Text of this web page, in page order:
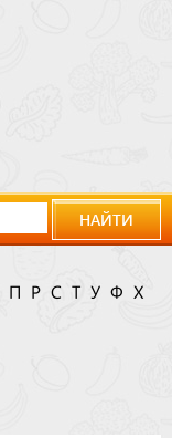
НАЙТИ
П Р С Т У Ф
Х